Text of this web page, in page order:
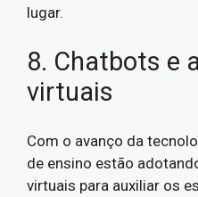
lugar.
8. Chatbots e
virtuais
Com o avanço da
de ensino estão
virtuais para auxiliar os